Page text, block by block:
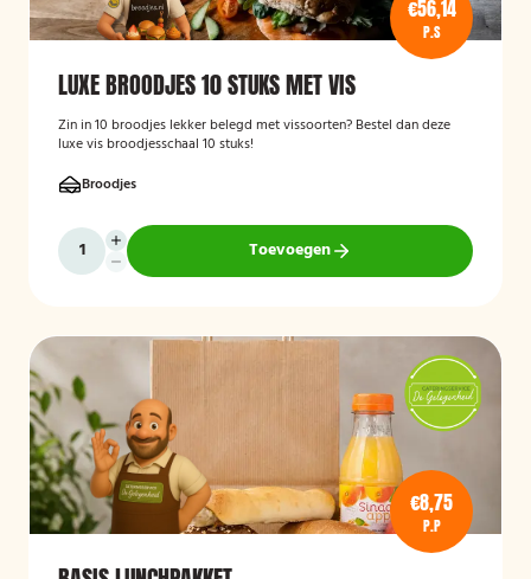
€56,14
P.S
LUXE BROODJES 10 STUKS MET VIS
Zin in 10 broodjes lekker belegd met vissoorten? Bestel dan deze
luxe vis broodjesschaal 10 stuks!
Broodjes
Toevoegen
€8,75
P.P